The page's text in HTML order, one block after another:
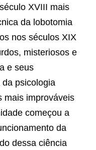
XVIII mais
da lobotomia
nos séculos XIX
misteriosos e
e seus
psicologia
mais improváveis
começou a
da
dessa ciência